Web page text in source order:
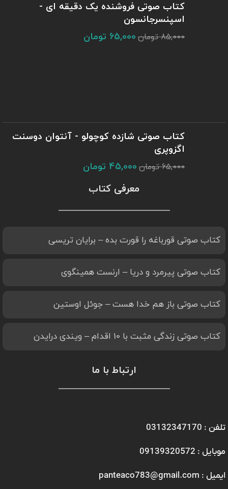
کتاب صوتی فروشنده یک دقیقه ای -
اسپنسرجانسون
85,000 تومان 65,000 تومان
کتاب صوتی شازده کوچولو - آنتوان دوسنت
اگزوپری
65,000 تومان 45,000 تومان
معرفی کتاب
کتاب صوتی قورباغه را قورت بده – برایان تریسی
کتاب صوتی پیرمرد و دریا – ارنست همینگوی
کتاب صوتی باز هم خدا هست – جوئل اوستین
کتاب صوتی زندگی مثبت با 10 اقدام – ویندی درایدن
ارتباط با ما
تلفن : 03132347170
موبایل : 09139320572
ایمیل : panteaco783@gmail.com